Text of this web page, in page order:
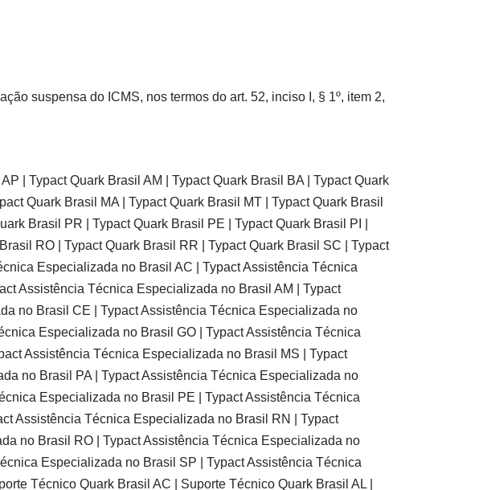
suspensa do ICMS, nos termos do art. 52, inciso I, § 1º, item 2,
| Typact Quark Brasil AM | Typact Quark Brasil BA | Typact Quark
Quark Brasil MA | Typact Quark Brasil MT | Typact Quark Brasil
Brasil PR | Typact Quark Brasil PE | Typact Quark Brasil PI |
RO | Typact Quark Brasil RR | Typact Quark Brasil SC | Typact
Especializada no Brasil AC | Typact Assistência Técnica
Assistência Técnica Especializada no Brasil AM | Typact
no Brasil CE | Typact Assistência Técnica Especializada no
Especializada no Brasil GO | Typact Assistência Técnica
Assistência Técnica Especializada no Brasil MS | Typact
no Brasil PA | Typact Assistência Técnica Especializada no
Especializada no Brasil PE | Typact Assistência Técnica
Assistência Técnica Especializada no Brasil RN | Typact
no Brasil RO | Typact Assistência Técnica Especializada no
Especializada no Brasil SP | Typact Assistência Técnica
Técnico Quark Brasil AC | Suporte Técnico Quark Brasil AL |